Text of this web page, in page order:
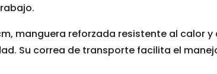
manguera reforzada resistente al
Su correa de transporte facilita el